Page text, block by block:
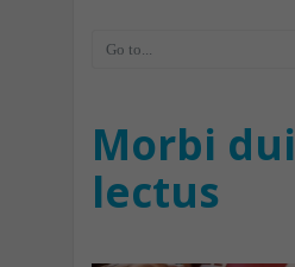
Morbi dui
lectus